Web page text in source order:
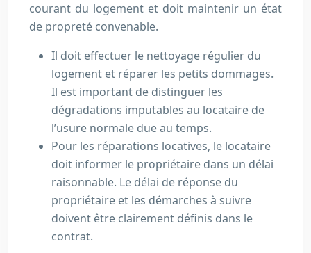
courant du logement et doit maintenir un état
de propreté convenable.
Il doit effectuer le nettoyage régulier du
logement et réparer les petits dommages.
Il est important de distinguer les
dégradations imputables au locataire de
l’usure normale due au temps.
Pour les réparations locatives, le locataire
doit informer le propriétaire dans un délai
raisonnable. Le délai de réponse du
propriétaire et les démarches à suivre
doivent être clairement définis dans le
contrat.